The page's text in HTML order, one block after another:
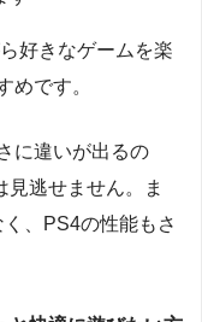
好きなゲームを楽
めです。
に違いが出るの
見逃せません。ま
、PS4の性能もさ